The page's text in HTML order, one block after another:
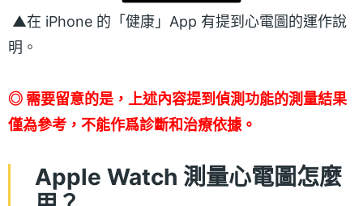
▲在 iPhone 的「健康」App 有提到心電圖的運作說
明。
◎ 需要留意的是，上述內容提到偵測功能的測量結果
僅為參考，不能作爲診斷和治療依據。
Apple Watch 測量心電圖怎麼